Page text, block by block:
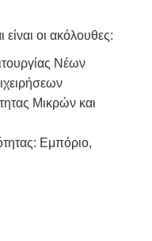
οι ακόλουθες:
Νέων
Μικρών και
Εμπόριο,